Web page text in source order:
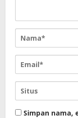
Simpan nama,